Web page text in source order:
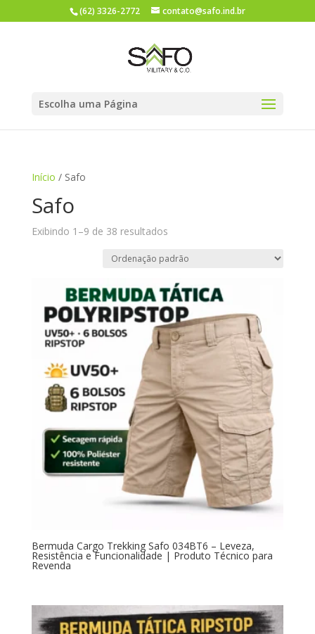
(62) 3326-2772 contato@safo.ind.br
Escolha uma Página
Início / Safo
Safo
Exibindo 1–9 de 38 resultados
Bermuda Cargo Trekking Safo 034BT6 – Leveza,
Resistência e Funcionalidade | Produto Técnico para
Revenda